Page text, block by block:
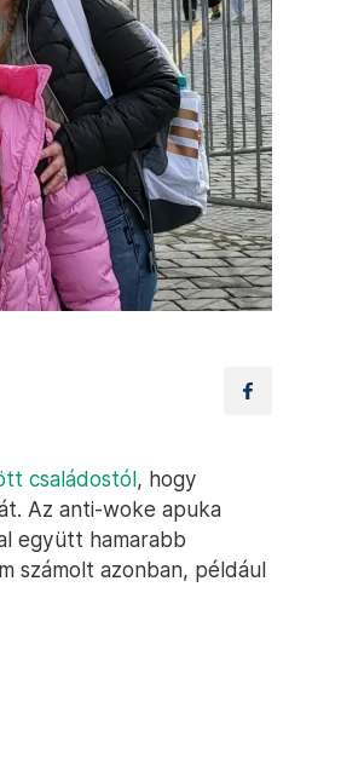
családostól, hogy
Az anti-woke apuka
együtt hamarabb
számolt azonban, például